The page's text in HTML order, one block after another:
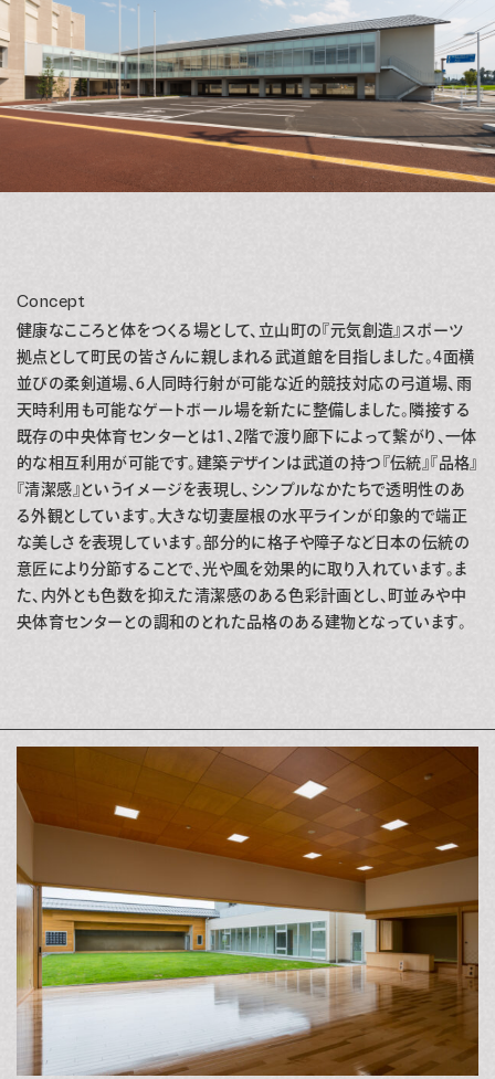
Concept
健康なこころと体をつくる場として、立山町の『元気創造』スポーツ
拠点として町民の皆さんに親しまれる武道館を目指しました。4面横
並びの柔剣道場、6人同時行射が可能な近的競技対応の弓道場、雨
天時利用も可能なゲートボール場を新たに整備しました。隣接する
既存の中央体育センターとは1、2階で渡り廊下によって繋がり、一体
的な相互利用が可能です。建築デザインは武道の持つ『伝統』『品格』
『清潔感』というイメージを表現し、シンプルなかたちで透明性のあ
る外観としています。大きな切妻屋根の水平ラインが印象的で端正
な美しさを表現しています。部分的に格子や障子など日本の伝統の
意匠により分節することで、光や風を効果的に取り入れています。ま
た、内外とも色数を抑えた清潔感のある色彩計画とし、町並みや中
央体育センターとの調和のとれた品格のある建物となっています。